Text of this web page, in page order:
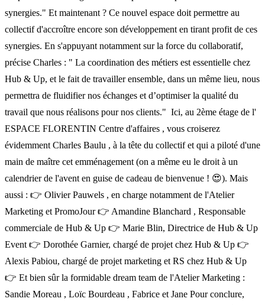
synergies." Et maintenant ? Ce nouvel espace doit permettre au
collectif d'accroître encore son développement en tirant profit de ces
synergies. En s'appuyant notamment sur la force du collaboratif,
précise Charles : " La coordination des métiers est essentielle chez
Hub & Up, et le fait de travailler ensemble, dans un même lieu, nous
permettra de fluidifier nos échanges et d’optimiser la qualité du
travail que nous réalisons pour nos clients." ‍ Ici, au 2ème étage de l'
ESPACE FLORENTIN Centre d'affaires , vous croiserez
évidemment Charles Baulu , à la tête du collectif et qui a piloté d'une
main de maître cet emménagement (on a même eu le droit à un
calendrier de l'avent en guise de cadeau de bienvenue ! 😍). Mais
aussi : 👉 Olivier Pauwels , en charge notamment de l'Atelier
Marketing et PromoJour 👉 Amandine Blanchard , Responsable
commerciale de Hub & Up 👉 Marie Blin, Directrice de Hub & Up
Event 👉 Dorothée Garnier, chargé de projet chez Hub & Up 👉
Alexis Pabiou, chargé de projet marketing et RS chez Hub & Up
👉 Et bien sûr la formidable dream team de l'Atelier Marketing :
Sandie Moreau , Loïc Bourdeau , Fabrice et Jane Pour conclure,